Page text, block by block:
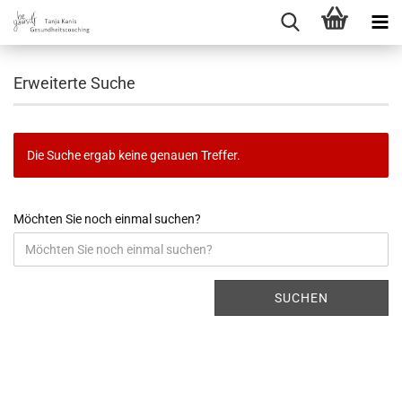
Erweiterte Suche
Die Suche ergab keine genauen Treffer.
Möchten Sie noch einmal suchen?
SUCHEN